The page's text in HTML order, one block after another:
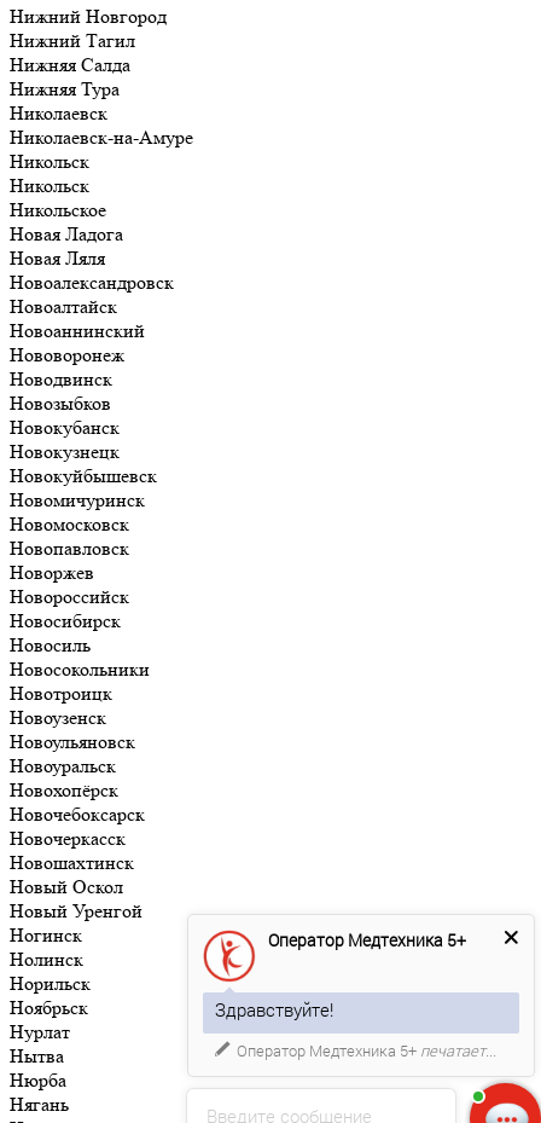
Нижний Новгород
Нижний Тагил
Нижняя Салда
Нижняя Тура
Николаевск
Николаевск-на-Амуре
Никольск
Никольск
Никольское
Новая Ладога
Новая Ляля
Новоалександровск
Новоалтайск
Новоаннинский
Нововоронеж
Новодвинск
Новозыбков
Новокубанск
Новокузнецк
Новокуйбышевск
Новомичуринск
Новомосковск
Новопавловск
Новоржев
Новороссийск
Новосибирск
Новосиль
Новосокольники
Новотроицк
Новоузенск
Новоульяновск
Новоуральск
Новохопёрск
Новочебоксарск
Новочеркасск
Новошахтинск
Новый Оскол
Новый Уренгой
Ногинск
Нолинск
Норильск
Ноябрьск
Нурлат
Нытва
Нюрба
Нягань
Введите сообщение
Оператор Медтехника 5+
Здравствуйте!
Оператор Медтехника 5+ печатает...